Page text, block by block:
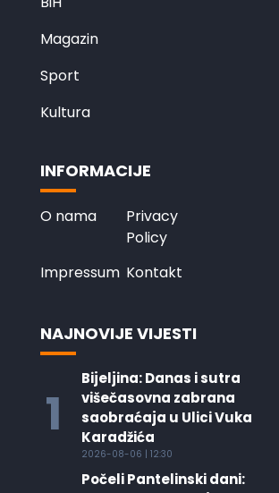
Magazin
Sport
Kultura
INFORMACIJE
O nama
Privacy
Policy
Impressum Kontakt
NAJNOVIJE VIJESTI
1
Bijeljina: Danas i sutra
višečasovna zabrana
saobraćaja u Ulici Vuka
Karadžića
2026-08-06 | 12:30
Počeli Pantelinski dani: